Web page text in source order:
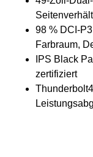
98 % DCI-
Farbraum,
IPS Black
zertifiziert